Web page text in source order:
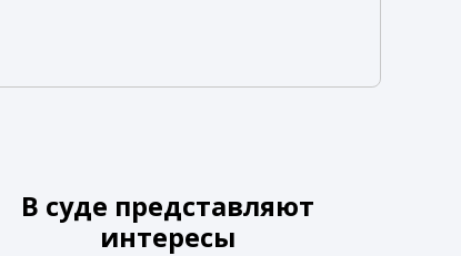
В суде представляют
интересы